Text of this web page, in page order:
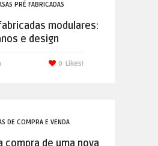
PRÉ FABRICADAS
modulares:
e design
Likes!
0
DE COMPRA E VENDA
compra de uma nova